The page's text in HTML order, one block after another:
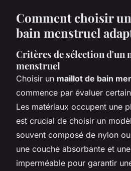
Comment choisir
bain menstruel
Critères de sélection d'un
menstruel
Choisir un maillot de bain
commence par évaluer
Les matériaux occupent une
est crucial de choisir un
souvent composé de nylon
une couche absorbante et
imperméable pour garantir